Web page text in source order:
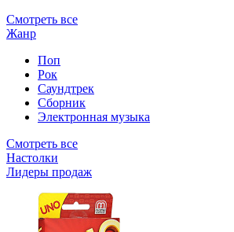
Смотреть все
Жанр
Поп
Рок
Саундтрек
Сборник
Электронная музыка
Смотреть все
Настолки
Лидеры продаж